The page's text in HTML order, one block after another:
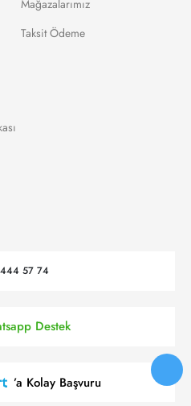
Mağazalarımız
Taksit Ödeme
444 57 74
Destek
’a Kolay Başvuru